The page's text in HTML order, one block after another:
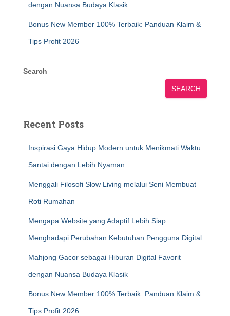
dengan Nuansa Budaya Klasik
Bonus New Member 100% Terbaik: Panduan Klaim &
Tips Profit 2026
Search
SEARCH
Recent Posts
Inspirasi Gaya Hidup Modern untuk Menikmati Waktu
Santai dengan Lebih Nyaman
Menggali Filosofi Slow Living melalui Seni Membuat
Roti Rumahan
Mengapa Website yang Adaptif Lebih Siap
Menghadapi Perubahan Kebutuhan Pengguna Digital
Mahjong Gacor sebagai Hiburan Digital Favorit
dengan Nuansa Budaya Klasik
Bonus New Member 100% Terbaik: Panduan Klaim &
Tips Profit 2026